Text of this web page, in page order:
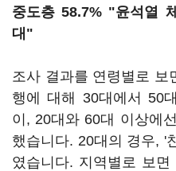
중도층 58.7% "윤석열
대"
조사 결과를 연령별로 보
행에 대해 30대에서 50
이, 20대와 60대 이상에
했습니다. 20대의 경우, '
였습니다. 지역별로 보